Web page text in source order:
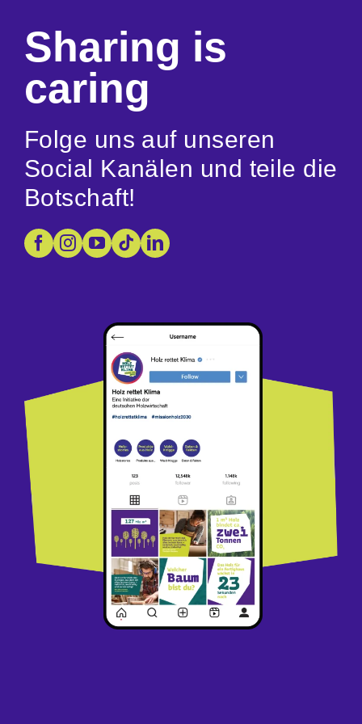
Sharing is
caring
Folge uns auf unseren
Social Kanälen und teile die
Botschaft!